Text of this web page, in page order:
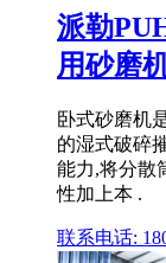
派勒
用砂磨
卧式砂磨机
的湿式破碎
能力,将分散
性加上本 .
联系电话: